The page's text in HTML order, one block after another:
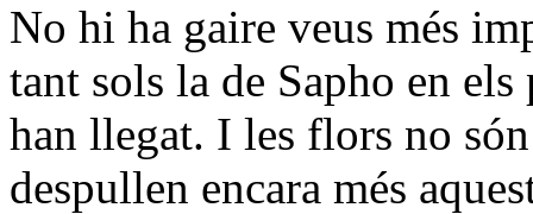
No hi ha gaire veus més
tant sols la de Sapho en
han llegat. I les flors no
despullen encara més